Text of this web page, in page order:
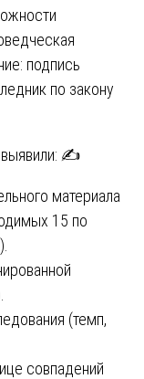
подпись
по закону
✍️
материала
15 по
(темп,
совпадений